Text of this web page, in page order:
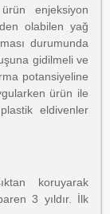
enjeksiyon
olabilen yağ
durumunda
gidilmeli ve
potansiyeline
ürün ile
eldivenler
koruyarak
3 yıldır. İlk